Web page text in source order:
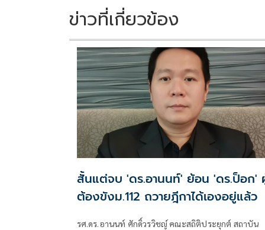
k k
ข่าวที่เกี่ยวข้อง
สั้นแต่จบ 'ดร.อานนท์' ย้อน 'ดร.ป็อก'
ต้องขังม.112 ถวายฎีกาได้เองอยู่แล้ว
รศ.ดร.อานนท์ ศักดิ์วรวิชญ์ คณะสถิติประยุกต์ สถาบัน